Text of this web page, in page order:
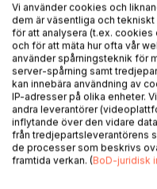
Lägg till i kom-ihåglista
Recensera titel
BESKRIVNING
Vi använder cookies och
dem är väsentliga och
för att analysera (t.ex.
och för att mäta hur ofta vår
använder spårningsteknik för
server-spårning samt
kan innebära användning av
IP-adresser på olika enheter.
andra leverantörer
inflytande över den vidare
från tredjepartsleverantörens
de processer som beskrivs
framtida verkan. (BoD-juridisk